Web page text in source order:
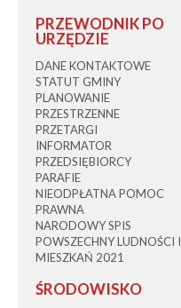
PRZEWODNIK PO
URZĘDZIE
DANE KONTAKTOWE
STATUT GMINY
PLANOWANIE
PRZESTRZENNE
PRZETARGI
INFORMATOR
PRZEDSIĘBIORCY
PARAFIE
NIEODPŁATNA POMOC
PRAWNA
NARODOWY SPIS
POWSZECHNY LUDNOŚCI I
MIESZKAŃ 2021
ŚRODOWISKO